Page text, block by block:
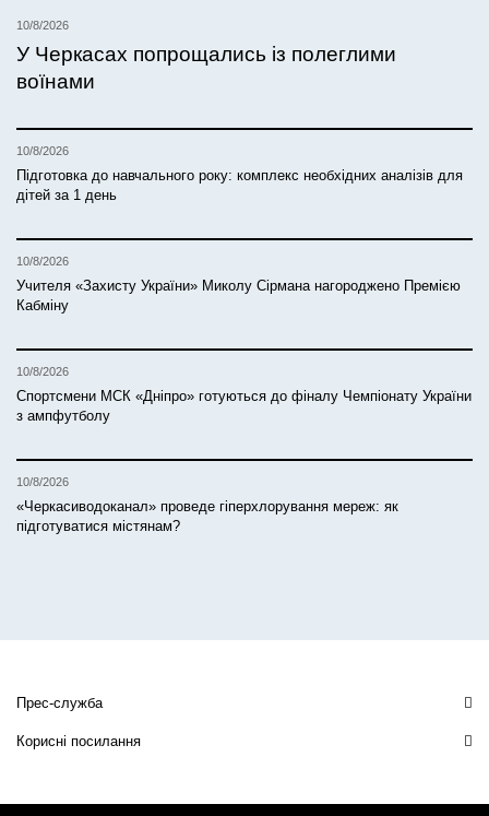
10/8/2026
У Черкасах попрощались із полеглими
воїнами
10/8/2026
Підготовка до навчального року: комплекс необхідних аналізів для
дітей за 1 день
10/8/2026
Учителя «Захисту України» Миколу Сірмана нагороджено Премією
Кабміну
10/8/2026
Спортсмени МСК «Дніпро» готуються до фіналу Чемпіонату України
з ампфутболу
10/8/2026
«Черкасиводоканал» проведе гіперхлорування мереж: як
підготуватися містянам?
Прес-служба
Корисні посилання